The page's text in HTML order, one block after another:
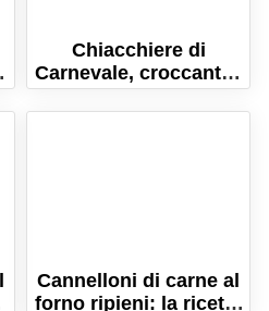
Chiacchiere di
Carnevale, croccanti e
friabili. La ricetta
originale.
Cannelloni di carne al
forno ripieni: la ricetta